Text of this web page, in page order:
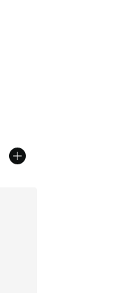
de $38.00 à